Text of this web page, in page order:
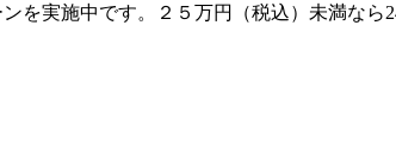
を実施中です。２５万円（税込）未満な